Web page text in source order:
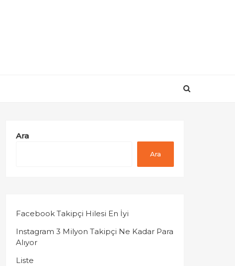
Ara
Ara
Facebook Takipçi Hilesi En İyi
Instagram 3 Milyon Takipçi Ne Kadar Para
Alıyor
Liste